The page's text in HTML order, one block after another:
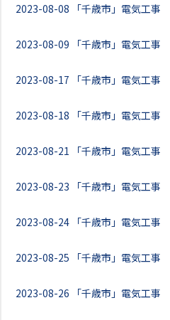
2023-08-08 「千歳市」電気工事
2023-08-09 「千歳市」電気工事
2023-08-17 「千歳市」電気工事
2023-08-18 「千歳市」電気工事
2023-08-21 「千歳市」電気工事
2023-08-23 「千歳市」電気工事
2023-08-24 「千歳市」電気工事
2023-08-25 「千歳市」電気工事
2023-08-26 「千歳市」電気工事